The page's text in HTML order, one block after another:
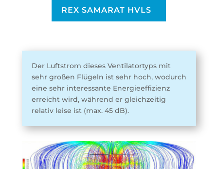
REX SAMARAT HVLS
Der Luftstrom dieses Ventilatortyps mit
sehr großen Flügeln ist sehr hoch, wodurch
eine sehr interessante Energieeffizienz
erreicht wird, während er gleichzeitig
relativ leise ist (max. 45 dB).